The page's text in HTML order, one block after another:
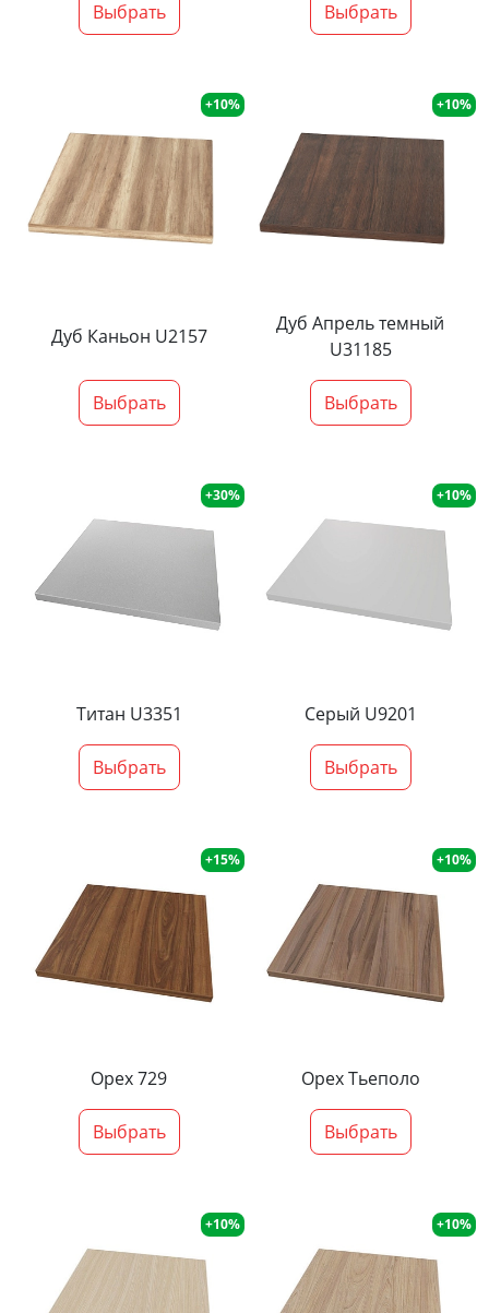
Выбрать Выбрать
+10%
Дуб Каньон U2157
Выбрать
+10%
Дуб Апрель темный
U31185
Выбрать
+30%
Титан U3351
Выбрать
+10%
Серый U9201
Выбрать
+15%
Орех 729
Выбрать
+10%
Орех Тьеполо
Выбрать
+10% +10%